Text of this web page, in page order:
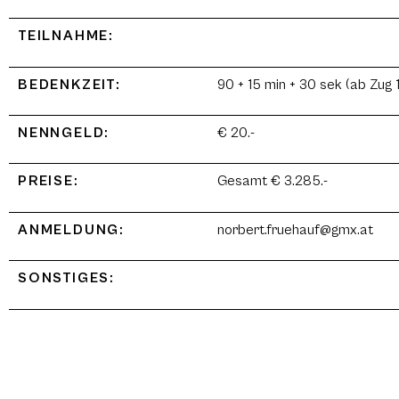
TEILNAHME:
BEDENKZEIT: 90 + 15 min + 30 sek (ab Zug
NENNGELD: € 20.-
PREISE: Gesamt € 3.285.-
ANMELDUNG: norbert.fruehauf@gmx.at
SONSTIGES: